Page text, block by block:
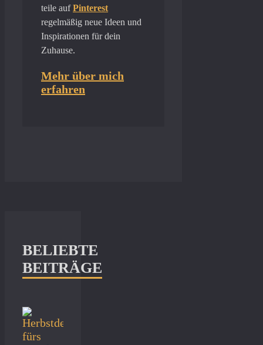
teile aufPinterest
regelmäßig neue Ideen und
Inspirationen für dein
Zuhause.
Mehr über mich
erfahren
BELIEBTE
BEITRÄGE